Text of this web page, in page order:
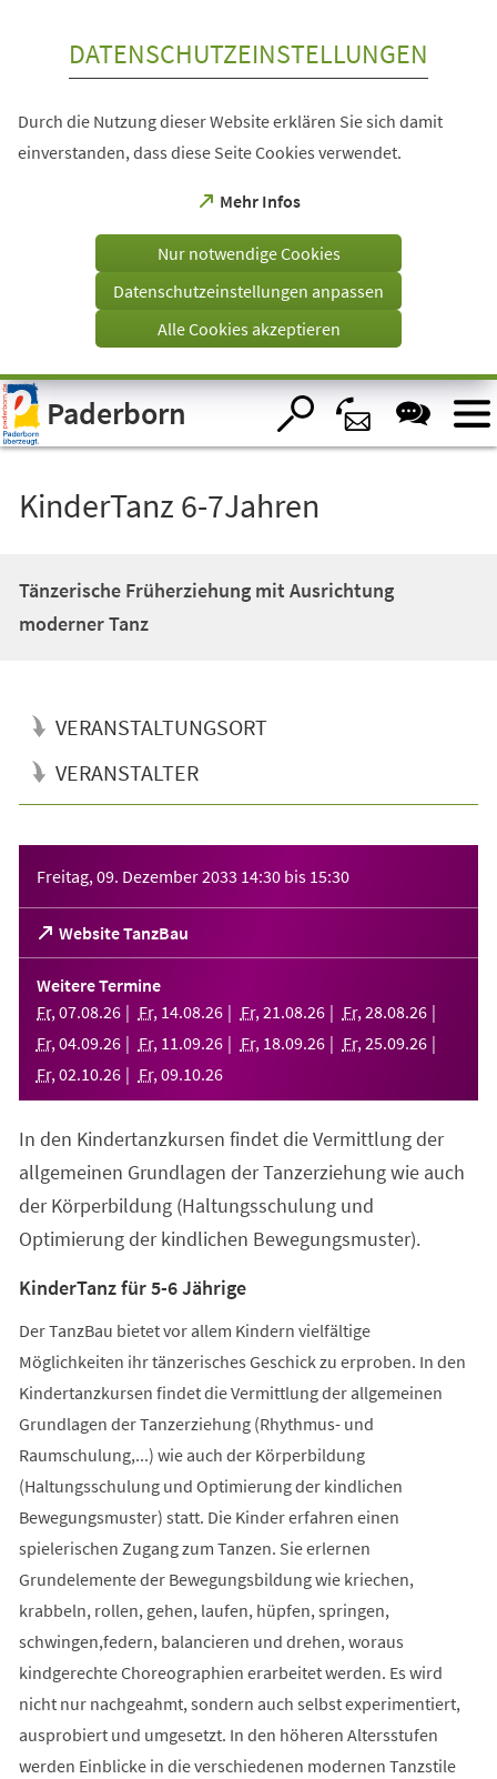
Visuelle
Assistenzsoftware
öffnen.
DATENSCHUTZEINSTELLUNGEN
Durch die Nutzung dieser Website erklären Sie sich damit
einverstanden, dass diese Seite Cookies verwendet.
Mehr Infos
(Öffnet
einem
Tab)
Nur notwendige Cookies
Datenschutzeinstellungen anpassen
Alle Cookies akzeptieren
Paderborn
KinderTanz 6-7Jahren
Tänzerische Früherziehung mit Ausrichtung
moderner Tanz
VERANSTALTUNGSORT
VERANSTALTER
Freitag, 09. Dezember 2033 14:30 bis 15:30
Website TanzBau
(Öffnet
in
einem
neuen
Tab)
Weitere Termine
Fr, 07.08.26 Fr, 14.08.26 Fr, 21 .08.26 Fr, 28.08.26
Fr, 04.09.26 Fr, 11 .09.26 Fr, 18.09.26 Fr, 25.09.26
Fr, 02.10.26 Fr, 09.10.26
In den Kindertanzkursen findet die Vermittlung der
allgemeinen Grundlagen der Tanzerziehung wie auch
der Körperbildung (Haltungsschulung und
Optimierung der kindlichen Bewegungsmuster).
KinderTanz für 5-6 Jährige
Der TanzBau bietet vor allem Kindern vielfältige
Möglichkeiten ihr tänzerisches Geschick zu erproben. In den
Kindertanzkursen findet die Vermittlung der allgemeinen
Grundlagen der Tanzerziehung (Rhythmus- und
Raumschulung,...) wie auch der Körperbildung
(Haltungsschulung und Optimierung der kindlichen
Bewegungsmuster) statt. Die Kinder erfahren einen
spielerischen Zugang zum Tanzen. Sie erlernen
Grundelemente der Bewegungsbildung wie kriechen,
krabbeln, rollen, gehen, laufen, hüpfen, springen,
schwingen,federn, balancieren und drehen, woraus
kindgerechte Choreographien erarbeitet werden. Es wird
nicht nur nachgeahmt, sondern auch selbst experimentiert,
ausprobiert und umgesetzt. In den höheren Altersstufen
werden Einblicke in die verschiedenen modernen Tanzstile